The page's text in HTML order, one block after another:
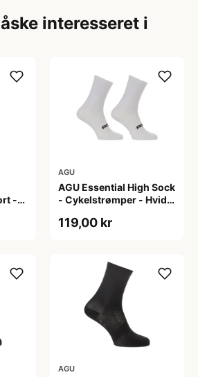
interesseret i
-
AGU
AGU Essential High Sock
- Cykelstrømper - Hvid -
119,00 kr
AGU